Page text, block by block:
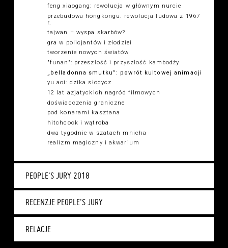
feng xiaogang: rewolucja w głównym nurcie
przebudowa hongkongu. rewolucja ludowa z 1967
r.
tajwan – wyspa skarbów?
gra w policjantów i złodziei
tworzenie nowych światów
"funan": przeszłość i przyszłość kambodży
„belladonna smutku”: powrót kultowej animacji
yu aoi: dzika słodycz
12 lat azjatyckich nagród filmowych
doświadczenia graniczne
pod konarami kasztana
hitchcock i wątroba
dwa tygodnie w szatach mnicha
realizm magiczny i akwarium
PEOPLE'S JURY 2018
RECENZJE PEOPLE'S JURY
RELACJE